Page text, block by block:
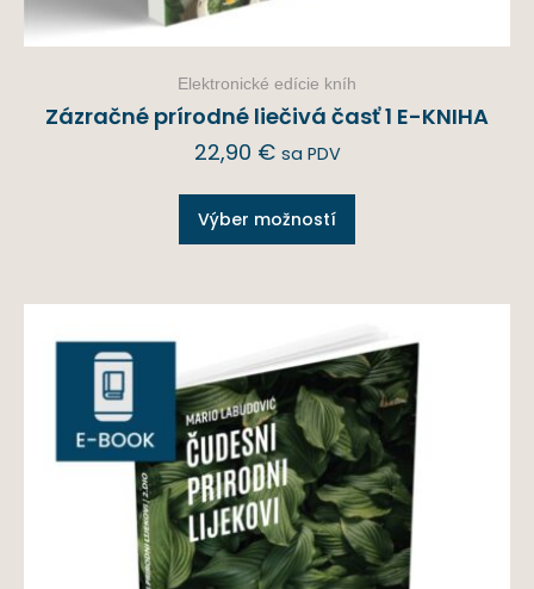
Elektronické edície kníh
Zázračné prírodné liečivá časť 1 E-KNIHA
22,90 € sa PDV
Výber možností